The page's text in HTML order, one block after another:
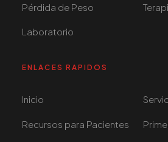
Pérdida de Peso
Laboratorio
ENLACES RAPIDOS
Inicio
Recursos para Pacientes